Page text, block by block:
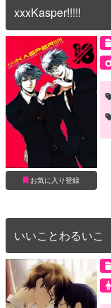
xxxKasper!!!!!
お気に入り登録
いいことわるいこ